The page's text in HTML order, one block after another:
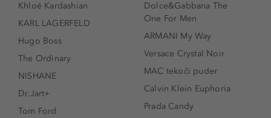
Khloé Kardashian
KARL LAGERFELD
Hugo Boss
The Ordinary
NISHANE
Dr.Jart+
Tom Ford
Dolce&Gabbana The
One For Men
ARMANI My Way
Versace Crystal Noir
MAC tekoči puder
Calvin Klein Euphoria
Prada Candy